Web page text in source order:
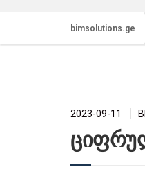
bimsolutions.ge
2023-09-11